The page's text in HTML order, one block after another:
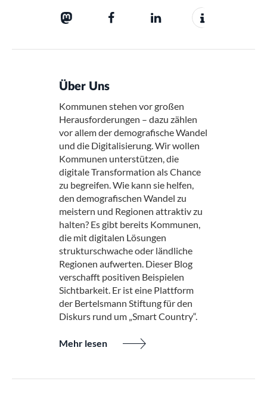
Über Uns
Kommunen stehen vor großen
Herausforderungen – dazu zählen
vor allem der demografische Wandel
und die Digitalisierung. Wir wollen
Kommunen unterstützen, die
digitale Transformation als Chance
zu begreifen. Wie kann sie helfen,
den demografischen Wandel zu
meistern und Regionen attraktiv zu
halten? Es gibt bereits Kommunen,
die mit digitalen Lösungen
strukturschwache oder ländliche
Regionen aufwerten. Dieser Blog
verschafft positiven Beispielen
Sichtbarkeit. Er ist eine Plattform
der Bertelsmann Stiftung für den
Diskurs rund um „Smart Country“.
Mehr lesen